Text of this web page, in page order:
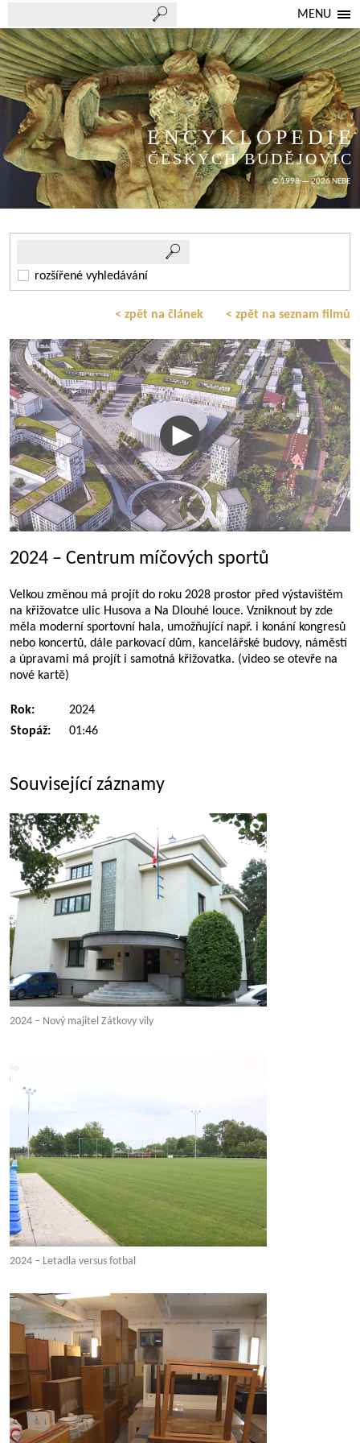
MENU
ENCYKLOPEDIE
ČESKÝCH BUDĚJOVIC
© 1998 — 2026 NEBE
rozšířené vyhledávání
< zpět na článek < zpět na seznam filmů
2024 – Centrum míčových sportů
Velkou změnou má projít do roku 2028 prostor před výstavištěm
na křižovatce ulic Husova a Na Dlouhé louce. Vzniknout by zde
měla moderní sportovní hala, umožňující např. i konání kongresů
nebo koncertů, dále parkovací dům, kancelářské budovy, náměstí
a úpravami má projít i samotná křižovatka. (video se otevře na
nové kartě)
Rok:
2024
Stopáž:
01:46
Související záznamy
2024 – Nový majitel Zátkovy vily
2024 – Letadla versus fotbal